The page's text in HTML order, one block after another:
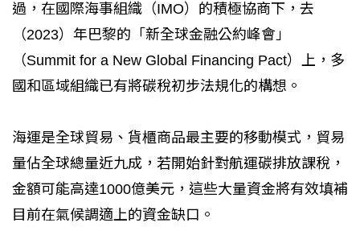
過，在國際海事組織（IMO）的積極協商下，去
（2023）年巴黎的「新全球金融公約峰會」
（Summit for a New Global Financing Pact）上，多
國和區域組織已有將碳稅初步法規化的構想。
海運是全球貿易、貨櫃商品最主要的移動模式，貿易
量佔全球總量近九成，若開始針對航運碳排放課稅，
金額可能高達1000億美元，這些大量資金將有效填補
目前在氣候調適上的資金缺口。